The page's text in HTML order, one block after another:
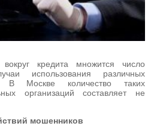
кредита множится число
использования различных
В Москве количество таких
организаций составляет не
мошенников